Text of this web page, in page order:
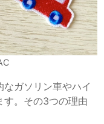
ガソリン車やハイ
す。その3つの理由